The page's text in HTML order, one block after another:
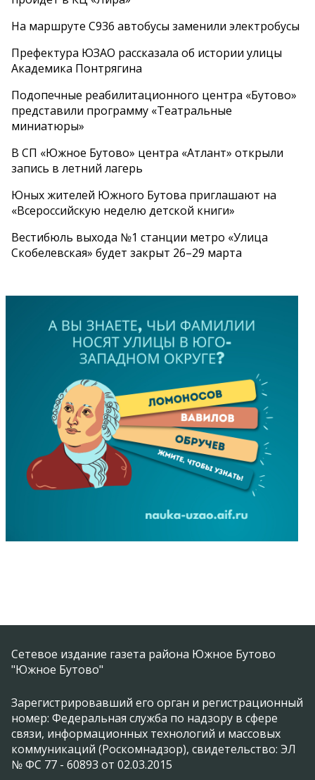
На маршруте С936 автобусы заменили электробусы
Префектура ЮЗАО рассказала об истории улицы
Академика Понтрягина
Подопечные реабилитационного центра «Бутово»
представили программу «Театральные
миниатюры»
В СП «Южное Бутово» центра «Атлант» открыли
запись в летний лагерь
Юных жителей Южного Бутова приглашают на
«Всероссийскую неделю детской книги»
Вестибюль выхода №1 станции метро «Улица
Скобелевская» будет закрыт 26–29 марта
Сетевое издание газета района Южное Бутово
"Южное Бутово"
Зарегистрировавший его орган и регистрационный
номер: Федеральная служба по надзору в сфере
связи, информационных технологий и массовых
коммуникаций (Роскомнадзор), свидетельство: ЭЛ
№ ФС 77 - 60893 от 02.03.2015